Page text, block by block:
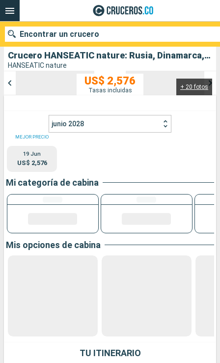
Crucero HANSEATIC nature: Rusia, Dinamarca, Alemania salida desde Hamburg Cruise Parade
HANSEATIC nature
+ 20 fotos
US$ 2,576
Tasas incluidas
junio 2028
MEJOR PRECIO
19 Jun
US$ 2,576
Mi categoría de cabina
Mis opciones de cabina
TU ITINERARIO
Encontrar un crucero
Puertos Compañías